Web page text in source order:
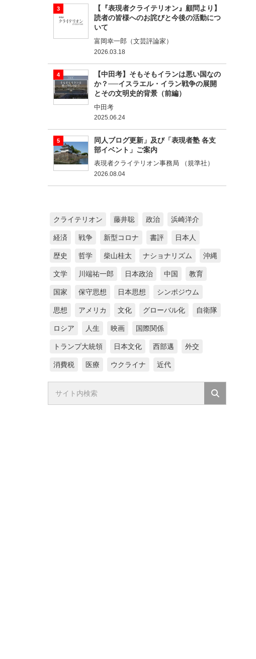
【『表現者クライテリオン』顧問より】
読者の皆様へのお詫びと今後の活動につ
いて
富岡幸一郎（文芸評論家）
2026.03.18
【中田考】そもそもイランは悪い国なの
か？──イスラエル・イラン戦争の展開
とその文明史的背景（前編）
中田考
2025.06.24
同人ブログ更新」及び「表現者塾 各支
部イベント」ご案内
表現者クライテリオン事務局 （規準社）
2026.08.04
クライテリオン 藤井聡 政治 浜崎洋介
経済 戦争 新型コロナ 書評 日本人
歴史 哲学 柴山桂太 ナショナリズム 沖縄
文学 川端祐一郎 日本政治 中国 教育
国家 保守思想 日本思想 シンポジウム
思想 アメリカ 文化 グローバル化 自衛隊
ロシア 人生 映画 国際関係
トランプ大統領 日本文化 西部邁 外交
消費税 医療 ウクライナ 近代